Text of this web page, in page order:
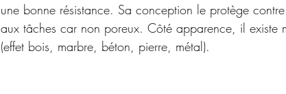
une bonne résistance. Sa conception le protège
aux tâches car non poreux. Côté apparence, il existe
(effet bois, marbre, béton, pierre, métal).